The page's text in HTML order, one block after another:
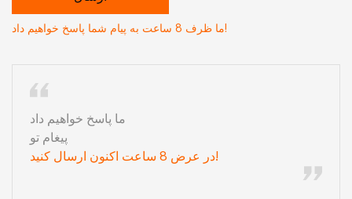
ما ظرف 8 ساعت به پیام شما پاسخ خواهیم داد!
ما پاسخ خواهیم داد
پیغام تو
در عرض 8 ساعت اکنون ارسال کنید!